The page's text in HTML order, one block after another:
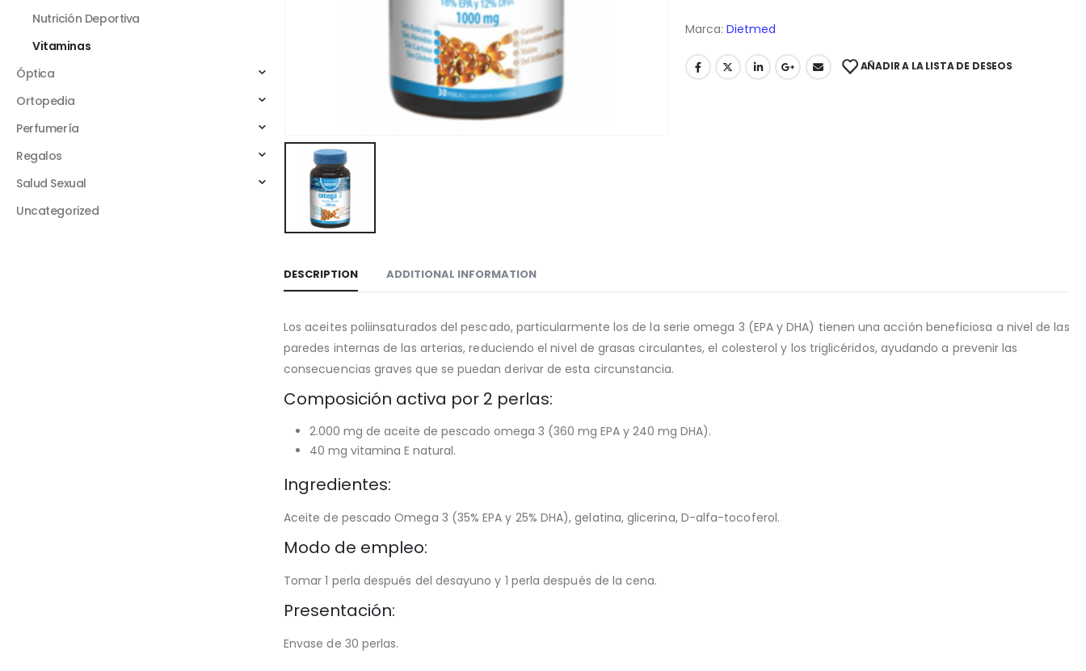
Marca: Dietmed
AÑADIR A LA LISTA DE DESEOS
DESCRIPTION ADDITIONAL INFORMATION
Los aceites poliinsaturados del pescado, particularmente los de la serie omega 3 (EPA y DHA) tienen una acción beneficiosa a nivel de las
paredes internas de las arterias, reduciendo el nivel de grasas circulantes, el colesterol y los triglicéridos, ayudando a prevenir las
consecuencias graves que se puedan derivar de esta circunstancia.
Composición activa por 2 perlas:
2.000 mg de aceite de pescado omega 3 (360 mg EPA y 240 mg DHA).
40 mg vitamina E natural.
Ingredientes:
Aceite de pescado Omega 3 (35% EPA y 25% DHA), gelatina, glicerina, D-alfa-tocoferol.
Modo de empleo:
Tomar 1 perla después del desayuno y 1 perla después de la cena.
Presentación:
Envase de 30 perlas.
Nutrición Deportiva
Vitaminas
Óptica
Ortopedia
Perfumería
Regalos
Salud Sexual
Uncategorized